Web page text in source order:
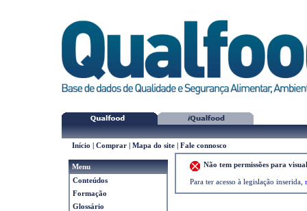
Início Comprar Mapa do site Fale connosco
Menu
Conteúdos
Formação
Glossário
Não tem permissões para
Para ter acesso à legislação inserida,